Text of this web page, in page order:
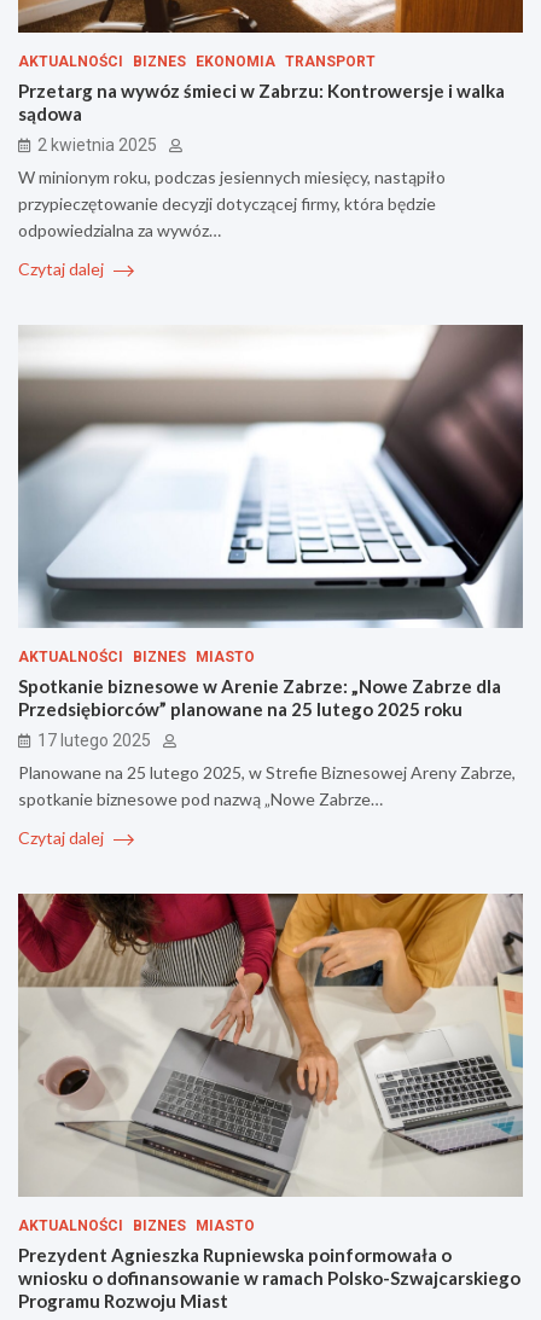
AKTUALNOŚCI BIZNES EKONOMIA TRANSPORT
Przetarg na wywóz śmieci w Zabrzu: Kontrowersje i walka
sądowa
2 kwietnia 2025
W minionym roku, podczas jesiennych miesięcy, nastąpiło
przypieczętowanie decyzji dotyczącej firmy, która będzie
odpowiedzialna za wywóz…
Czytaj dalej
AKTUALNOŚCI BIZNES MIASTO
Spotkanie biznesowe w Arenie Zabrze: „Nowe Zabrze dla
Przedsiębiorców” planowane na 25 lutego 2025 roku
17 lutego 2025
Planowane na 25 lutego 2025, w Strefie Biznesowej Areny Zabrze,
spotkanie biznesowe pod nazwą „Nowe Zabrze…
Czytaj dalej
AKTUALNOŚCI BIZNES MIASTO
Prezydent Agnieszka Rupniewska poinformowała o
wniosku o dofinansowanie w ramach Polsko-Szwajcarskiego
Programu Rozwoju Miast